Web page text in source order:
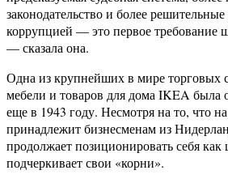
законодательство и более
коррупцией — это первое требование
— сказала она.
Одна из крупнейших в мире торговых
мебели и товаров для дома IKEA
еще в 1943 году. Несмотря на то, что
принадлежит бизнесменам из
продолжает позиционировать себя как
подчеркивает свои «корни».